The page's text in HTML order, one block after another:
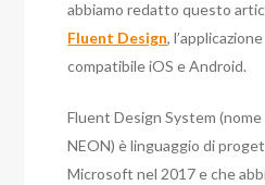
abbiamo redatto questo
Fluent Design,
compatibile iOS e Android.
Fluent Design System
NEON) è linguaggio di
Microsoft nel 2017 e che